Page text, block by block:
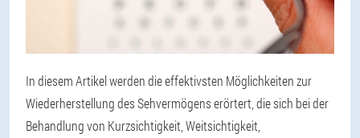
In diesem Artikel werden die effektivsten Möglichkeiten zur
Wiederherstellung des Sehvermögens erörtert, die sich bei der
Behandlung von Kurzsichtigkeit, Weitsichtigkeit,